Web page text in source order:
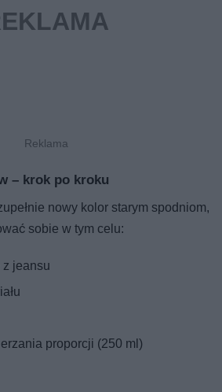
– krok po kroku
nowy kolor starym spodniom,
sobie w tym celu:
jeansu
proporcji (250 ml)